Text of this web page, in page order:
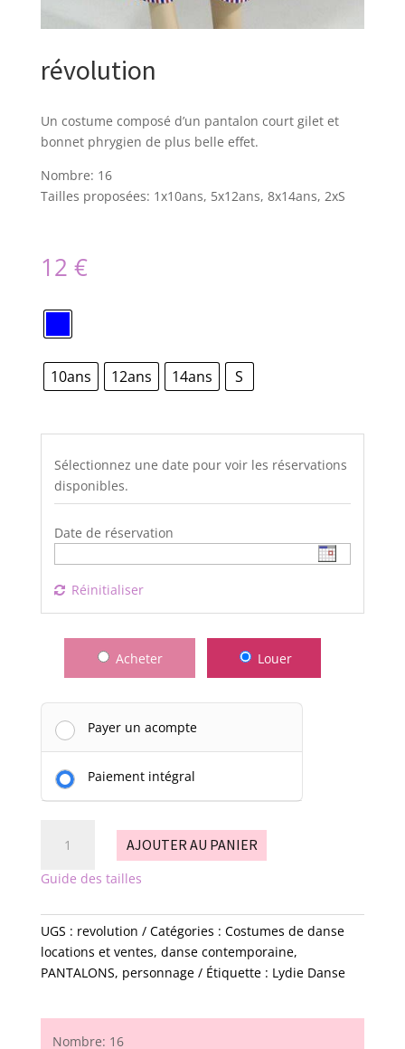
révolution
Un costume composé d’un pantalon court gilet et
bonnet phrygien de plus belle effet.
Nombre: 16
Tailles proposées: 1x10ans, 5x12ans, 8x14ans, 2xS
12 €
10ans 12ans 14ans S
Sélectionnez une date pour voir les réservations
disponibles.
Date de réservation
Réinitialiser
Acheter Louer
Payer un acompte
Paiement intégral
révolution
AJOUTER AU PANIER
Guide des tailles
UGS : revolution Catégories : Costumes de danse
locations et ventes, danse contemporaine,
PANTALONS, personnage Étiquette : Lydie Danse
Nombre: 16